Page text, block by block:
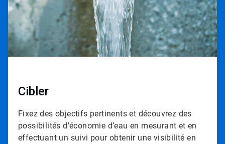
Cibler
Fixez des objectifs pertinents et découvrez des
possibilités d’économie d’eau en mesurant et en
effectuant un suivi pour obtenir une visibilité en